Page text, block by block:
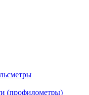
(профилометры)